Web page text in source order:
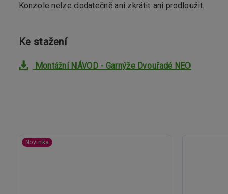
Konzole nelze dodatečně ani zkrátit ani prodloužit.
Ke stažení
Montážní NÁVOD - Garnýže Dvouřadé NEO
Novinka